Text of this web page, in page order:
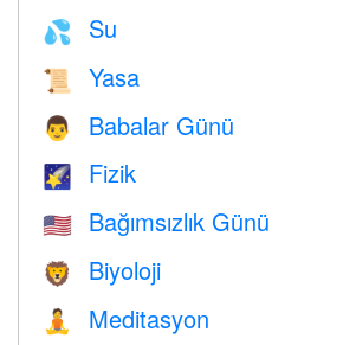
💦 Su
📜 Yasa
👨 Babalar Günü
🌠 Fizik
🇺🇸 Bağımsızlık Günü
🦁 Biyoloji
🧘 Meditasyon